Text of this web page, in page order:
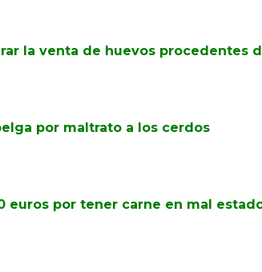
la venta de huevos procedentes
por maltrato a los cerdos
euros por tener carne en mal